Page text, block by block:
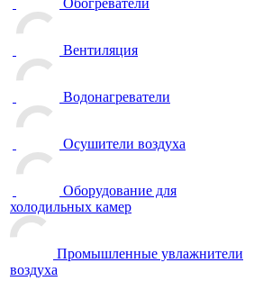
Обогреватели
Вентиляция
Водонагреватели
Осушители воздуха
Оборудование для
холодильных камер
Промышленные увлажнители
воздуха